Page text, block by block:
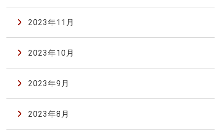
2023年11月
2023年10月
2023年9月
2023年8月